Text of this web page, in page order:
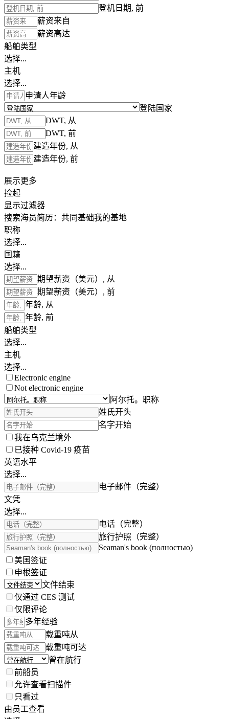
登机日期, 前
薪资来自
薪资高达
船舶类型
选择...
主机
选择...
申请人年龄
登陆国家
DWT, 从
DWT, 前
建造年份, 从
建造年份, 前
展示更多
捡起
显示过滤器
搜索海员简历： 共同基础我的基地
职称
选择...
国籍
选择...
期望薪资（美元）, 从
期望薪资（美元）, 前
年龄, 从
年龄, 前
船舶类型
选择...
主机
选择...
Electronic engine
Not electronic engine
阿尔托。职称
姓氏开头
名字开始
我在乌克兰境外
已接种 Covid-19 疫苗
英语水平
选择...
电子邮件（完整）
文凭
选择...
电话（完整）
旅行护照（完整）
Seaman's book (полностью)
美国签证
申根签证
文件结束
仅通过 CES 测试
仅限评论
多年经验
载重吨从
载重吨可达
曾在航行
前船员
允许查看扫描件
只看过
由员工查看